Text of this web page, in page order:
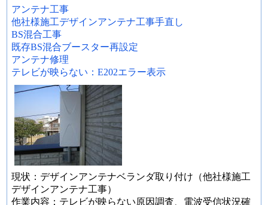
アンテナ工事
他社様施工デザインアンテナ工事手直し
BS混合工事
既存BS混合ブースター再設定
アンテナ修理
テレビが映らない：E202エラー表示
現状：デザインアンテナベランダ取り付け（他社様施工
デザインアンテナ工事）
作業内容：テレビが映らない原因調査、電波受信状況確